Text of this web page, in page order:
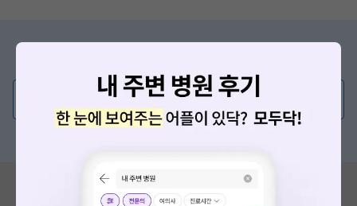
💬 무엇이든 물어보세요
혹은, 의료상담 서비스에 다양한 게시글 보러가기
혹시 잘못된 병원정보가 있나요?
모두닥 팀에 알려주세요!